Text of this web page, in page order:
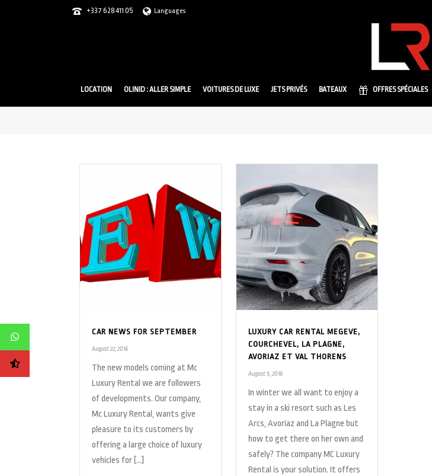
+337 628 411 05 Languages
LOCATION OLINID : ALLER SIMPLE VOITURES DE LUXE JETS PRIVÉS BATEAUX OFFRES SPÉCIALES
CAR NEWS FOR SEPTEMBER
August 22, 2016
The new models coming at Mc
Luxury Rental we are followers
of developments. Our company,
Mc Luxury Rental, wants give
pleasure to its customers by
offering a large choice of luxury
vehicles for [...]
LUXURY CAR RENTAL MEGEVE,
COURCHEVEL, LA PLAGNE,
AVORIAZ ET VAL THORENS
August 5, 2016
In winter we all want to enjoy a
stay in a ski resort such as Les
Arcs, Avoriaz and La Plagne but
how to get there on her own and
safely? The company MC Luxury
Rental is your solution. It offers